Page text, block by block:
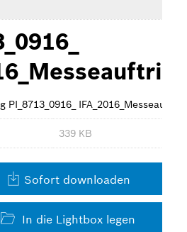
PI_8713_0916_
339 KB
Sofort downloaden
In die Lightbox legen